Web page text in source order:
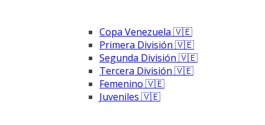
Copa Venezuela 🇻🇪
Primera División 🇻🇪
Segunda División 🇻🇪
Tercera División 🇻🇪
Femenino 🇻🇪
Juveniles 🇻🇪